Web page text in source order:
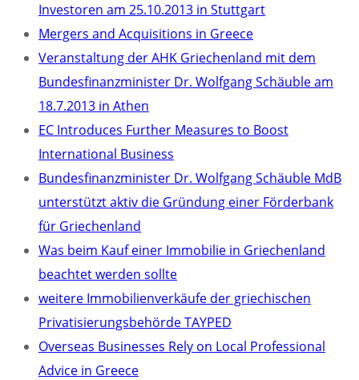
Investoren am 25.10.2013 in Stuttgart
Mergers and Acquisitions in Greece
Veranstaltung der AHK Griechenland mit dem
Bundesfinanzminister Dr. Wolfgang Schäuble am
18.7.2013 in Athen
EC Introduces Further Measures to Boost
International Business
Bundesfinanzminister Dr. Wolfgang Schäuble MdB
unterstützt aktiv die Gründung einer Förderbank
für Griechenland
Was beim Kauf einer Immobilie in Griechenland
beachtet werden sollte
weitere Immobilienverkäufe der griechischen
Privatisierungsbehörde TAYPED
Overseas Businesses Rely on Local Professional
Advice in Greece